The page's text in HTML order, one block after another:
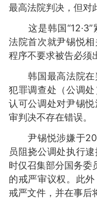
最高法院判决，但对
这是韩国“12·3”
法院首次就尹锡悦
程序不要求被告必须
韩国最高法院在
犯罪调查处（公调
认可公调处对尹锡
审判决不存在错误。
尹锡悦涉嫌于
员阻挠公调处执行
时仅召集部分国务委
的戒严审议权。此
戒严文件，并在事后